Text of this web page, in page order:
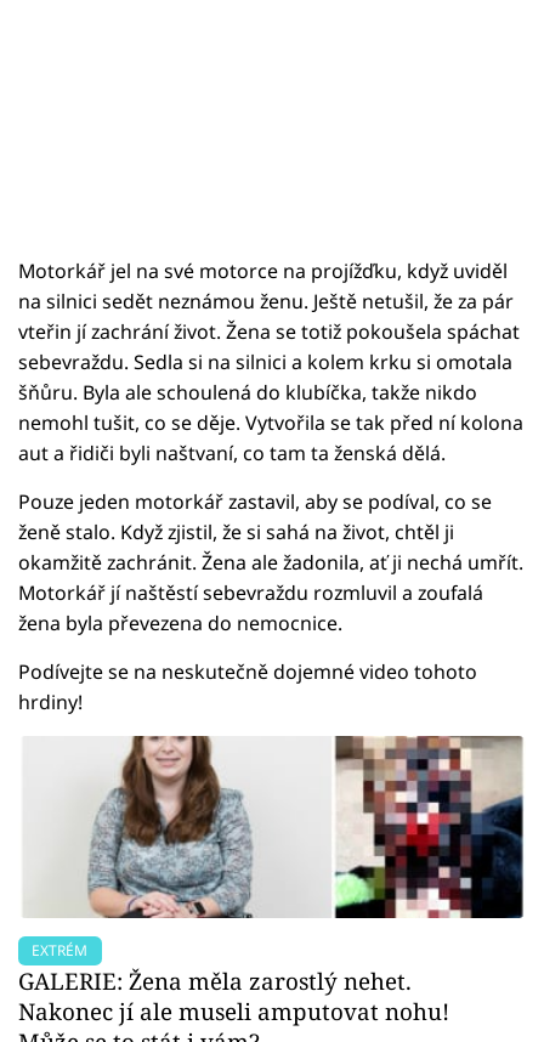
Motorkář jel na své motorce na projížďku, když uviděl
na silnici sedět neznámou ženu. Ještě netušil, že za pár
vteřin jí zachrání život. Žena se totiž pokoušela spáchat
sebevraždu. Sedla si na silnici a kolem krku si omotala
šňůru. Byla ale schoulená do klubíčka, takže nikdo
nemohl tušit, co se děje. Vytvořila se tak před ní kolona
aut a řidiči byli naštvaní, co tam ta ženská dělá.
Pouze jeden motorkář zastavil, aby se podíval, co se
ženě stalo. Když zjistil, že si sahá na život, chtěl ji
okamžitě zachránit. Žena ale žadonila, ať ji nechá umřít.
Motorkář jí naštěstí sebevraždu rozmluvil a zoufalá
žena byla převezena do nemocnice.
Podívejte se na neskutečně dojemné video tohoto
hrdiny!
EXTRÉM
GALERIE: Žena měla zarostlý nehet.
Nakonec jí ale museli amputovat nohu!